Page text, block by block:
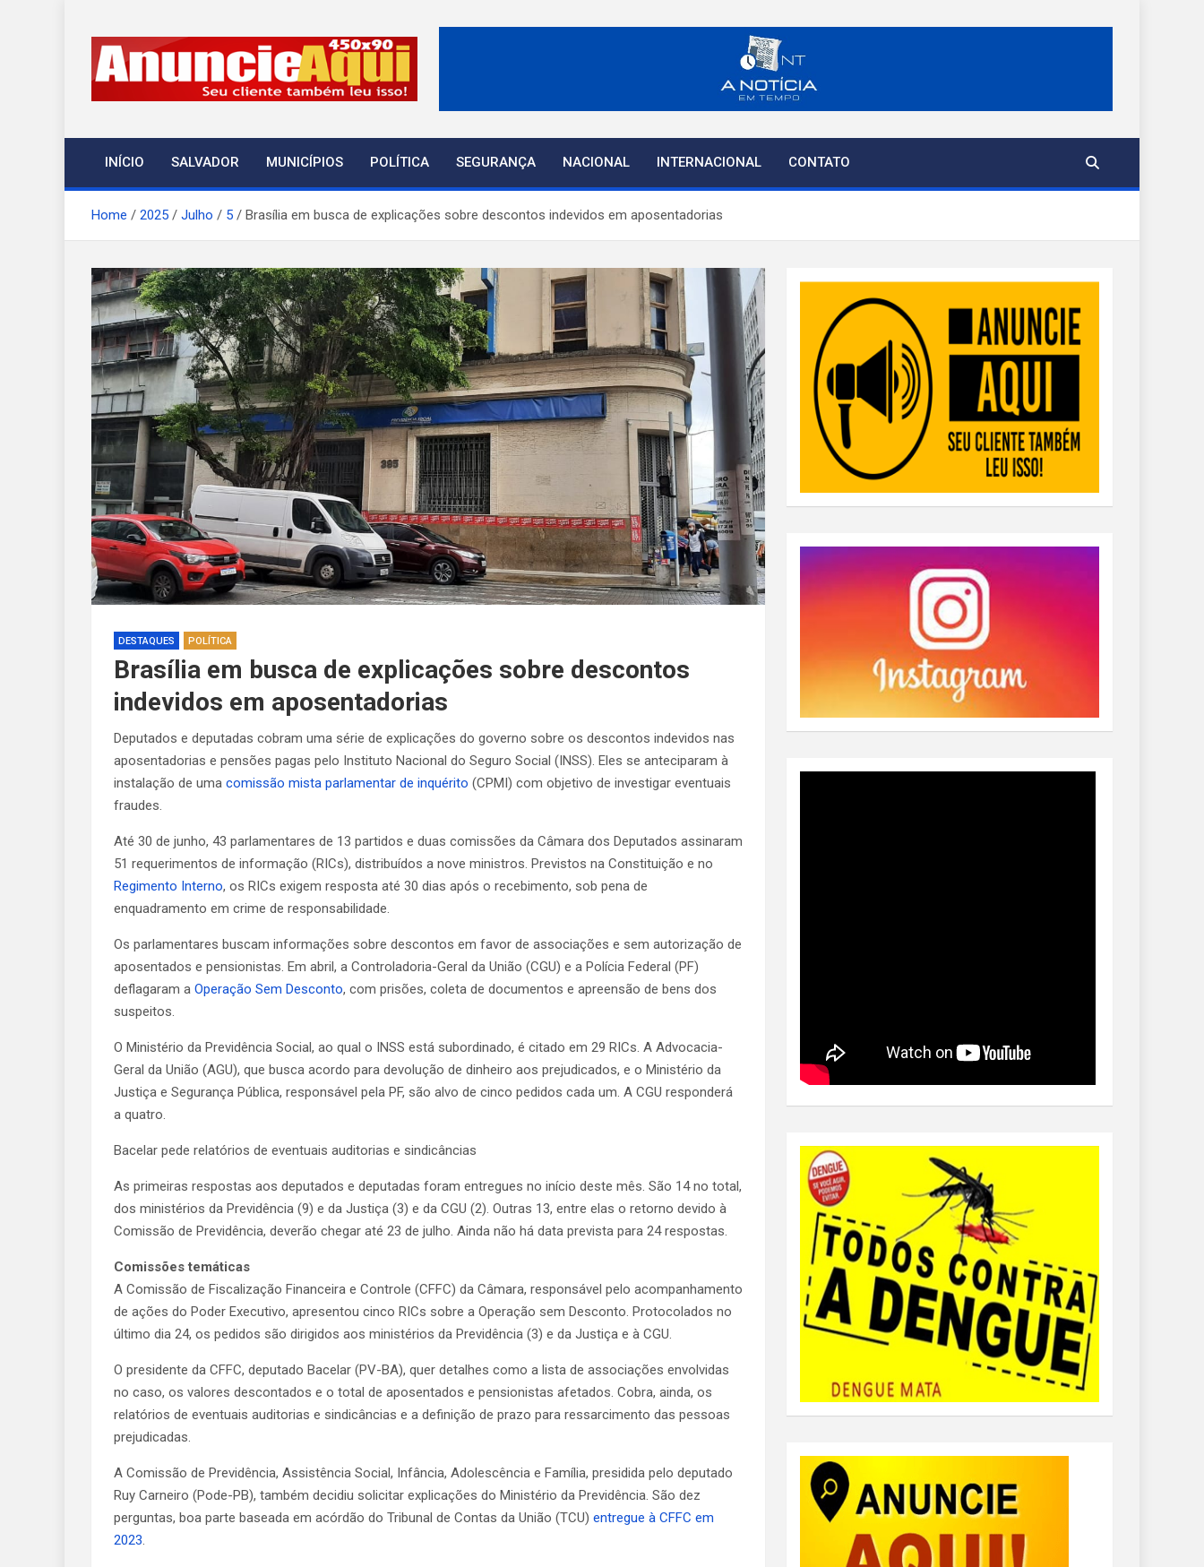
content
INÍCIO SALVADOR MUNICÍPIOS POLÍTICA SEGURANÇA NACIONAL INTERNACIONAL CONTATO
Home 2025 Julho 5 Brasília em busca de explicações sobre descontos indevidos em aposentadorias
DESTAQUES POLÍTICA
Brasília em busca de explicações sobre descontos
indevidos em aposentadorias
Deputados e deputadas cobram uma série de explicações do governo sobre os descontos indevidos nas
aposentadorias e pensões pagas pelo Instituto Nacional do Seguro Social (INSS). Eles se anteciparam à
instalação de uma comissão mista parlamentar de inquérito (CPMI) com objetivo de investigar eventuais
fraudes.
Até 30 de junho, 43 parlamentares de 13 partidos e duas comissões da Câmara dos Deputados assinaram
51 requerimentos de informação (RICs), distribuídos a nove ministros. Previstos na Constituição e no
Regimento Interno, os RICs exigem resposta até 30 dias após o recebimento, sob pena de
enquadramento em crime de responsabilidade.
Os parlamentares buscam informações sobre descontos em favor de associações e sem autorização de
aposentados e pensionistas. Em abril, a Controladoria-Geral da União (CGU) e a Polícia Federal (PF)
deflagaram a Operação Sem Desconto, com prisões, coleta de documentos e apreensão de bens dos
suspeitos.
O Ministério da Previdência Social, ao qual o INSS está subordinado, é citado em 29 RICs. A Advocacia-
Geral da União (AGU), que busca acordo para devolução de dinheiro aos prejudicados, e o Ministério da
Justiça e Segurança Pública, responsável pela PF, são alvo de cinco pedidos cada um. A CGU responderá
a quatro.
Bacelar pede relatórios de eventuais auditorias e sindicâncias
As primeiras respostas aos deputados e deputadas foram entregues no início deste mês. São 14 no total,
dos ministérios da Previdência (9) e da Justiça (3) e da CGU (2). Outras 13, entre elas o retorno devido à
Comissão de Previdência, deverão chegar até 23 de julho. Ainda não há data prevista para 24 respostas.
Comissões temáticas
A Comissão de Fiscalização Financeira e Controle (CFFC) da Câmara, responsável pelo acompanhamento
de ações do Poder Executivo, apresentou cinco RICs sobre a Operação sem Desconto. Protocolados no
último dia 24, os pedidos são dirigidos aos ministérios da Previdência (3) e da Justiça e à CGU.
O presidente da CFFC, deputado Bacelar (PV-BA), quer detalhes como a lista de associações envolvidas
no caso, os valores descontados e o total de aposentados e pensionistas afetados. Cobra, ainda, os
relatórios de eventuais auditorias e sindicâncias e a definição de prazo para ressarcimento das pessoas
prejudicadas.
A Comissão de Previdência, Assistência Social, Infância, Adolescência e Família, presidida pelo deputado
Ruy Carneiro (Pode-PB), também decidiu solicitar explicações do Ministério da Previdência. São dez
perguntas, boa parte baseada em acórdão do Tribunal de Contas da União (TCU) entregue à CFFC em
2023.